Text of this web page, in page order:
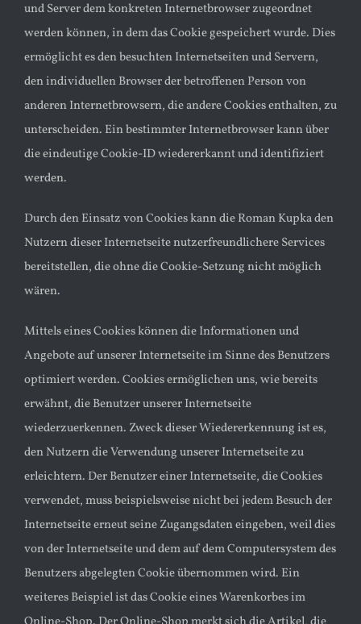
und Server dem konkreten Internetbrowser zugeordnet
werden können, in dem das Cookie gespeichert wurde. Dies
ermöglicht es den besuchten Internetseiten und Servern,
den individuellen Browser der betroffenen Person von
anderen Internetbrowsern, die andere Cookies enthalten, zu
unterscheiden. Ein bestimmter Internetbrowser kann über
die eindeutige Cookie-ID wiedererkannt und identifiziert
werden.
Durch den Einsatz von Cookies kann die Roman Kupka den
Nutzern dieser Internetseite nutzerfreundlichere Services
bereitstellen, die ohne die Cookie-Setzung nicht möglich
wären.
Mittels eines Cookies können die Informationen und
Angebote auf unserer Internetseite im Sinne des Benutzers
optimiert werden. Cookies ermöglichen uns, wie bereits
erwähnt, die Benutzer unserer Internetseite
wiederzuerkennen. Zweck dieser Wiedererkennung ist es,
den Nutzern die Verwendung unserer Internetseite zu
erleichtern. Der Benutzer einer Internetseite, die Cookies
verwendet, muss beispielsweise nicht bei jedem Besuch der
Internetseite erneut seine Zugangsdaten eingeben, weil dies
von der Internetseite und dem auf dem Computersystem des
Benutzers abgelegten Cookie übernommen wird. Ein
weiteres Beispiel ist das Cookie eines Warenkorbes im